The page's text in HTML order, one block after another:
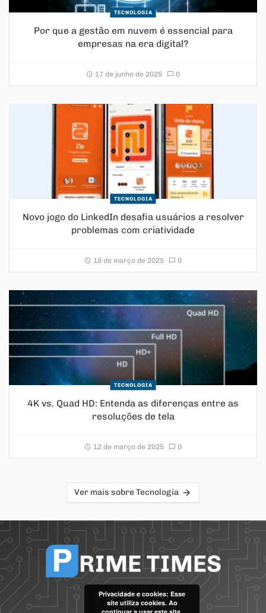
TECNOLOGIA
Por que a gestão em nuvem é essencial para
empresas na era digital?
17 de junho de 2025 0
TECNOLOGIA
Novo jogo do LinkedIn desafia usuários a resolver
problemas com criatividade
18 de março de 2025 0
TECNOLOGIA
4K vs. Quad HD: Entenda as diferenças entre as
resoluções de tela
12 de março de 2025 0
Ver mais sobre Tecnologia
Privacidade e cookies: Esse
site utiliza cookies. Ao